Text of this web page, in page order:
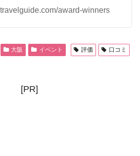
award-winners
大阪 イベント 評価 口コミ
[PR]